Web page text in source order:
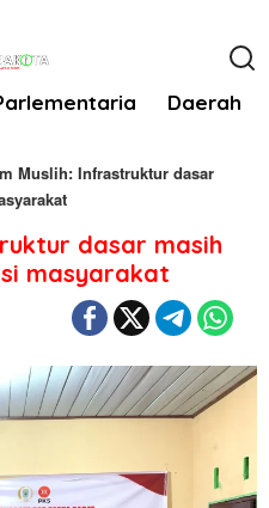
Daerah
Muslih: Infrastruktur dasar
dasar masih
masyarakat